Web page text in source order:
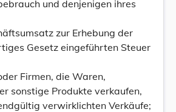
und denjenigen ihres
zur Erhebung der
Gesetz eingeführten Steuer
Firmen, die Waren,
sonstige Produkte verkaufen,
verwirklichten Verkäufe;